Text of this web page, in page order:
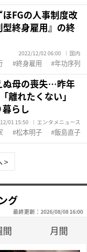
FGの人事制度改
終身雇用』の終
2022/12/02 06:00 国内
終身雇用 年功序列
母の喪失…昨年
離れたくない」
らし
01 15:50 エンタメニュース
松本明子 飯島直子
>
グ
最終更新：2026/08/08 16:00
間 月間